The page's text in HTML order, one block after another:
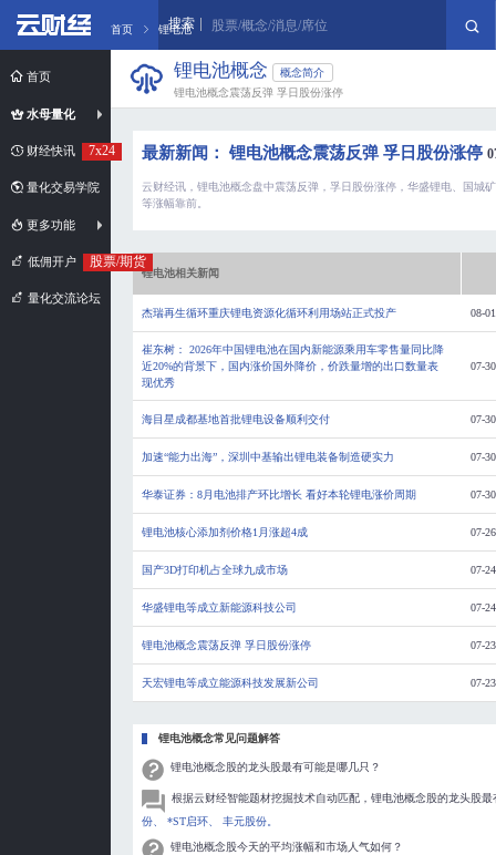
首页
水母量化
财经快讯 7x24
量化交易学院
更多功能
低佣开户 股票/期货
量化交流论坛
首页 锂电池
搜索 股票/概念/消息/席位
锂电池概念
概念简介
锂电池概念震荡反弹 孚日股份涨停
最新新闻： 锂电池概念震荡反弹 孚日股份涨停
云财经讯，锂电池概念盘中震荡反弹，孚日股份涨停，华盛锂电、国城
等涨幅靠前。
锂电池相关新闻
杰瑞再生循环重庆锂电资源化循环利用场站正式投产 08-
崔东树： 2026年中国锂电池在国内新能源乘用车零售量同比降
近20%的背景下，国内涨价国外降价，价跌量增的出口数量表
现优秀
07-
海目星成都基地首批锂电设备顺利交付 07-
加速“能力出海”，深圳中基输出锂电装备制造硬实力 07-
华泰证券：8月电池排产环比增长 看好本轮锂电涨价周期 07-
锂电池核心添加剂价格1月涨超4成 07-
国产3D打印机占全球九成市场 07-
华盛锂电等成立新能源科技公司 07-
锂电池概念震荡反弹 孚日股份涨停 07-
天宏锂电等成立能源科技发展新公司 07-
锂电池概念常见问题解答
锂电池概念股的龙头股最有可能是哪几只？
根据云财经智能题材挖掘技术自动匹配，锂电池概念股的龙头股
份、
*ST启环、 丰元股份。
锂电池概念股今天的平均涨幅和市场人气如何？